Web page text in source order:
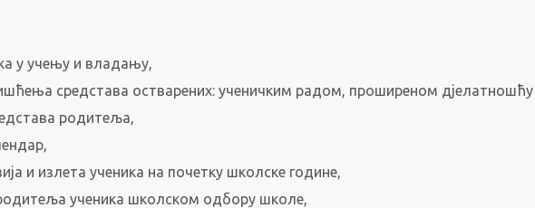
у учењу и владању,
средстава остварених: ученичким радом, проширеном дјелатношћу
родитеља,
и излета ученика на почетку школске године,
ученика школском одбору школе,